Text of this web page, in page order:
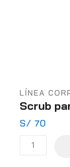
LÍNEA
Scrub
S/ 70